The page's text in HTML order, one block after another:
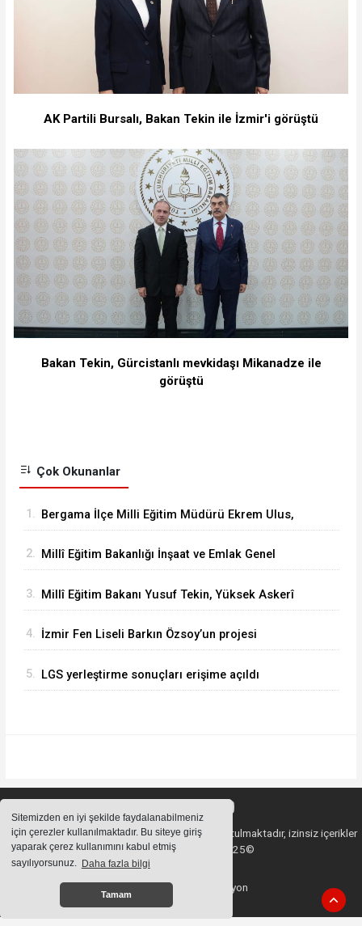
Sitemizden en iyi şekilde faydalanabilmeniz
için çerezler kullanılmaktadır. Bu siteye giriş
yaparak çerez kullanımını kabul etmiş
sayılıyorsunuz. Daha fazla bilgi
Tamam
AK Partili Bursalı, Bakan Tekin ile İzmir'i görüştü
Bakan Tekin, Gürcistanlı mevkidaşı Mikanadze ile
görüştü
Çok Okunanlar
1. Bergama İlçe Milli Eğitim Müdürü Ekrem Ulus,
çalışmaları inceledi
2. Millî Eğitim Bakanlığı İnşaat ve Emlak Genel
İncelemelerde Bulundu
3. Millî Eğitim Bakanı Yusuf Tekin, Yüksek Askerî
4. İzmir Fen Liseli Barkın Özsoy’un projesi
5. LGS yerleştirme sonuçları erişime açıldı
Sitemizde bulunan içeriklerin tüm hakları saklı tutulmaktadır, izinsiz içerikler
kullanılamaz. Copyright 2025©
Haber Yazılımı:
Web Aksiyon
haber yazılımı
haber scripti haber script